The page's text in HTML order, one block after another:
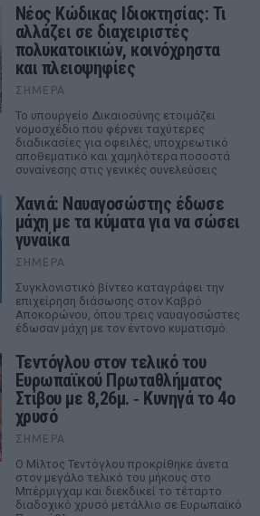
Νέος Κώδικας Ιδιοκτησίας: Τι
αλλάζει σε διαχειριστές
πολυκατοικιών, κοινόχρηστα
και πλειοψηφίες
ΣΉΜΕΡΑ
Το υπουργείο Δικαιοσύνης ετοιμάζει
νομοσχέδιο που φέρνει ταχύτερες
διαδικασίες για οφειλές, υποχρεωτικό
αποθεματικό και χαμηλότερα ποσοστά
συναίνεσης στις γενικές συνελεύσεις
Χανιά: Ναυαγοσώστης έδωσε
μάχη με τα κύματα για να σώσει
γυναίκα
ΣΉΜΕΡΑ
Συγκλονιστικό βίντεο καταγράφει την
επιχείρηση διάσωσης στον Καβρό
Αποκορώνου, όπου τρεις ναυαγοσώστες
έδωσαν μάχη με τον έντονο κυματισμό.
Τεντόγλου στον τελικό του
Ευρωπαϊκού Πρωταθλήματος
Στίβου με 8,26μ. ‑ Κυνηγά το 4ο
χρυσό
ΣΉΜΕΡΑ
Ο Μίλτος Τεντόγλου προκρίθηκε άνετα
στον μεγάλο τελικό του μήκους στο
Μπέρμιγχαμ και διεκδικεί το τέταρτο
διαδοχικό χρυσό μετάλλιο σε Ευρωπαϊκό